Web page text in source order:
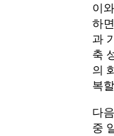
이
하
과
축
의
복
다
중